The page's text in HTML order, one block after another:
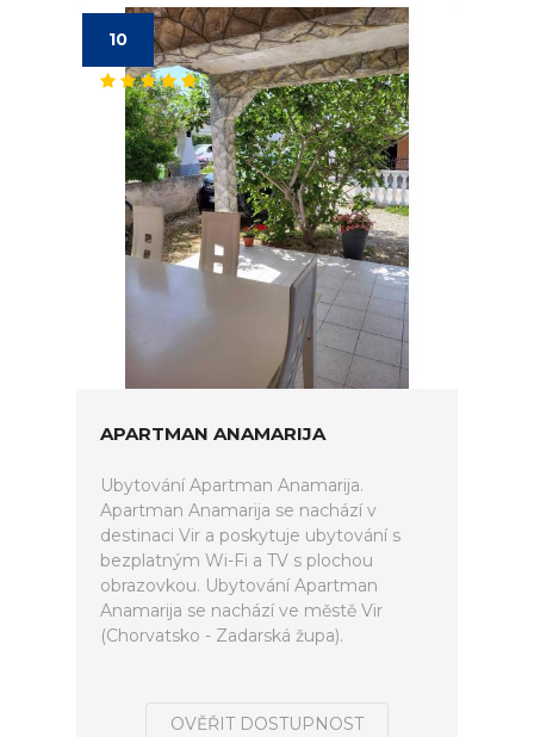
10
APARTMAN ANAMARIJA
Ubytování Apartman Anamarija.
Apartman Anamarija se nachází v
destinaci Vir a poskytuje ubytování s
bezplatným Wi-Fi a TV s plochou
obrazovkou. Ubytování Apartman
Anamarija se nachází ve městě Vir
(Chorvatsko - Zadarská župa).
OVĚŘIT DOSTUPNOST